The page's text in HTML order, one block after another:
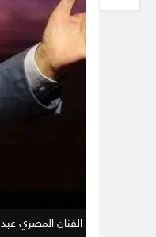
الفنان المصري